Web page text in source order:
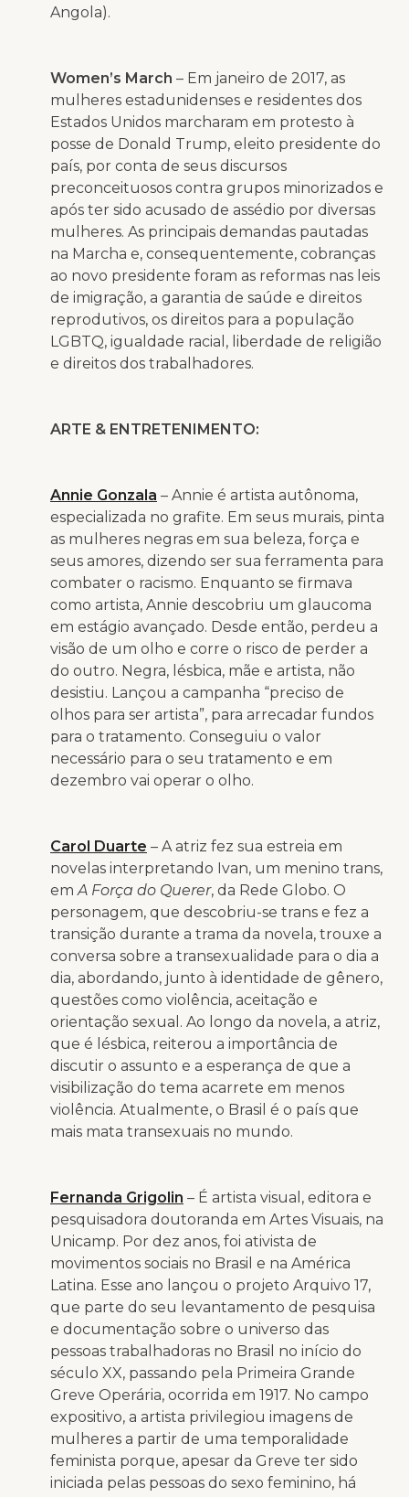
Angola).
Women’s March – Em janeiro de 2017, as
mulheres estadunidenses e residentes dos
Estados Unidos marcharam em protesto à
posse de Donald Trump, eleito presidente do
país, por conta de seus discursos
preconceituosos contra grupos minorizados e
após ter sido acusado de assédio por diversas
mulheres. As principais demandas pautadas
na Marcha e, consequentemente, cobranças
ao novo presidente foram as reformas nas leis
de imigração, a garantia de saúde e direitos
reprodutivos, os direitos para a população
LGBTQ, igualdade racial, liberdade de religião
e direitos dos trabalhadores.
ARTE & ENTRETENIMENTO:
Annie Gonzala – Annie é artista autônoma,
especializada no grafite. Em seus murais, pinta
as mulheres negras em sua beleza, força e
seus amores, dizendo ser sua ferramenta para
combater o racismo. Enquanto se firmava
como artista, Annie descobriu um glaucoma
em estágio avançado. Desde então, perdeu a
visão de um olho e corre o risco de perder a
do outro. Negra, lésbica, mãe e artista, não
desistiu. Lançou a campanha “preciso de
olhos para ser artista”, para arrecadar fundos
para o tratamento. Conseguiu o valor
necessário para o seu tratamento e em
dezembro vai operar o olho.
Carol Duarte – A atriz fez sua estreia em
novelas interpretando Ivan, um menino trans,
em A Força do Querer, da Rede Globo. O
personagem, que descobriu-se trans e fez a
transição durante a trama da novela, trouxe a
conversa sobre a transexualidade para o dia a
dia, abordando, junto à identidade de gênero,
questões como violência, aceitação e
orientação sexual. Ao longo da novela, a atriz,
que é lésbica, reiterou a importância de
discutir o assunto e a esperança de que a
visibilização do tema acarrete em menos
violência. Atualmente, o Brasil é o país que
mais mata transexuais no mundo.
Fernanda Grigolin – É artista visual, editora e
pesquisadora doutoranda em Artes Visuais, na
Unicamp. Por dez anos, foi ativista de
movimentos sociais no Brasil e na América
Latina. Esse ano lançou o projeto Arquivo 17,
que parte do seu levantamento de pesquisa
e documentação sobre o universo das
pessoas trabalhadoras no Brasil no início do
século XX, passando pela Primeira Grande
Greve Operária, ocorrida em 1917. No campo
expositivo, a artista privilegiou imagens de
mulheres a partir de uma temporalidade
feminista porque, apesar da Greve ter sido
iniciada pelas pessoas do sexo feminino, há